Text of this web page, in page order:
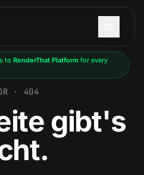
to RenderThat Platformfor every
· 404
gibt's